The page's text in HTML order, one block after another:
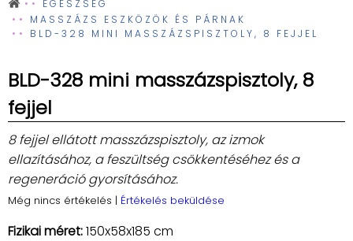
EGÉSZSÉG
MASSZÁZS ESZKÖZÖK ÉS PÁRNAK
BLD-328 MINI MASSZÁZSPISZTOLY, 8 FEJJEL
BLD-328 mini masszázspisztoly, 8
fejjel
8 fejjel ellátott masszázspisztoly, az izmok
ellazításához, a feszültség csökkentéséhez és a
regeneráció gyorsításához.
Még nincs értékelés | Értékelés beküldése
Fizikai méret:150x58x185 cm